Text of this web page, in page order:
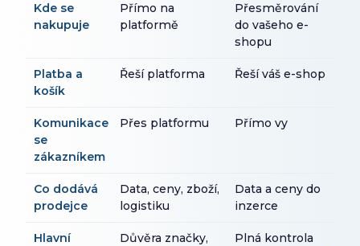
Kde se
nakupuje
Přímo na
platformě
Přesměrování
do vašeho e-
shopu
Platba a
košík
Řeší platforma Řeší váš e-shop
Komunikace
se
zákazníkem
Přes platformu Přímo vy
Co dodává
prodejce
Data, ceny, zboží,
logistiku
Data a ceny do
inzerce
Hlavní
Důvěra značky,
Plná kontrola